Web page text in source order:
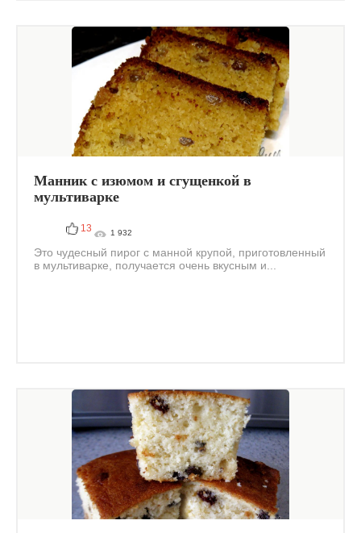
Манник с изюмом и сгущенкой в
мультиварке
13 1 932
Это чудесный пирог с манной крупой, приготовленный
в мультиварке, получается очень вкусным и...